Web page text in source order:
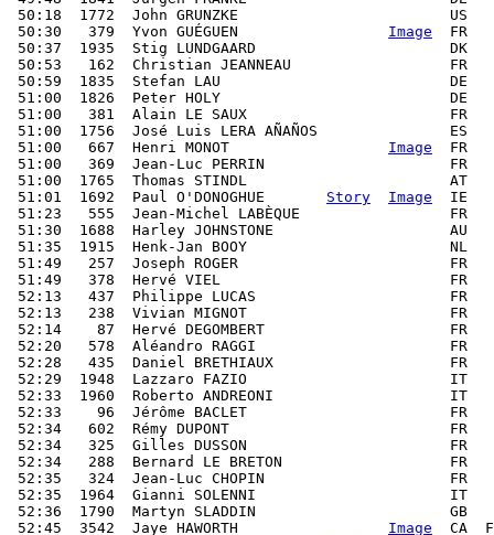
50:18  1772  John GRUNZKE                        US
50:30   379  Yvon GUÉGUEN Image
FR
50:37  1935  Stig LUNDGAARD                      DK
50:53   162  Christian JEANNEAU                  FR
50:59  1835  Stefan LAU                          DE
51:00  1826  Peter HOLY                          DE
51:00   381  Alain LE SAUX                       FR
51:00  1756  José Luis LERA AÑAÑOS               ES
51:00   667  Henri MONOT Image
FR
51:00   369  Jean-Luc PERRIN                     FR
51:00  1765  Thomas STINDL                       AT
51:01  1692  Paul O'DONOGHUE Story Image
IE
51:23   555  Jean-Michel LABÈQUE                 FR
51:30  1688  Harley JOHNSTONE                    AU
51:35  1915  Henk-Jan BOOY                       NL
51:49   257  Joseph ROGER                        FR
51:49   378  Hervé VIEL                          FR
52:13   437  Philippe LUCAS                      FR
52:13   238  Vivian MIGNOT                       FR
52:14    87  Hervé DEGOMBERT                     FR
52:20   578  Aléandro RAGGI                      FR
52:28   435  Daniel BRETHIAUX                    FR
52:29  1948  Lazzaro FAZIO                       IT
52:33  1960  Roberto ANDREONI                    IT
52:33    96  Jérôme BACLET                       FR
52:34   602  Rémy DUPONT                         FR
52:34   325  Gilles DUSSON                       FR
52:34   288  Bernard LE BRETON                   FR
52:35   324  Jean-Luc CHOPIN                     FR
52:35  1964  Gianni SOLENNI                      IT
52:36  1790  Martyn SLADDIN                      GB
52:45  3542  Jaye HAWORTH Image
CA